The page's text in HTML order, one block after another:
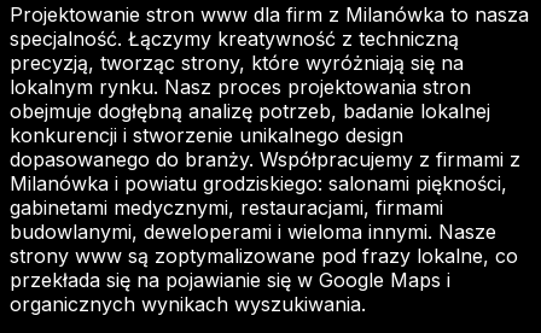
Projektowanie stron www dla firm z Milanówka to nasza
specjalność. Łączymy kreatywność z techniczną
precyzją, tworząc strony, które wyróżniają się na
lokalnym rynku. Nasz proces projektowania stron
obejmuje dogłębną analizę potrzeb, badanie lokalnej
konkurencji i stworzenie unikalnego design
dopasowanego do branży. Współpracujemy z firmami z
Milanówka i powiatu grodziskiego: salonami piękności,
gabinetami medycznymi, restauracjami, firmami
budowlanymi, deweloperami i wieloma innymi. Nasze
strony www są zoptymalizowane pod frazy lokalne, co
przekłada się na pojawianie się w Google Maps i
organicznych wynikach wyszukiwania.